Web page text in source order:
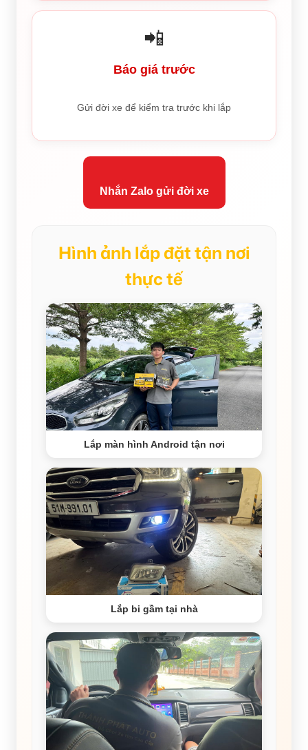
📲
Báo giá trước
Gửi đời xe để kiểm tra trước khi lắp
Nhắn Zalo gửi đời xe
Hình ảnh lắp đặt tận nơi
thực tế
Lắp màn hình Android tận nơi
Lắp bi gầm tại nhà